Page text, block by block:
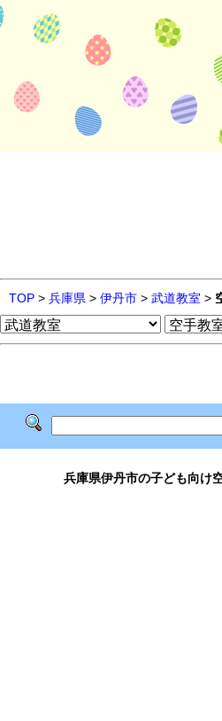
TOP > 兵庫県 > 伊丹市 > 武道教室 >
兵庫県伊丹市の子ども向け